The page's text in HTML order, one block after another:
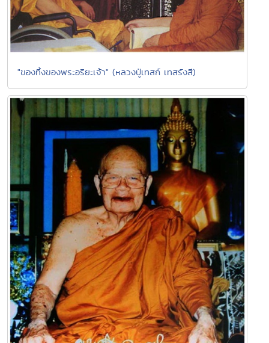
"ของทิ้งของพระอริยะเจ้า" (หลวงปู่เทสก์ เทสรังสี)